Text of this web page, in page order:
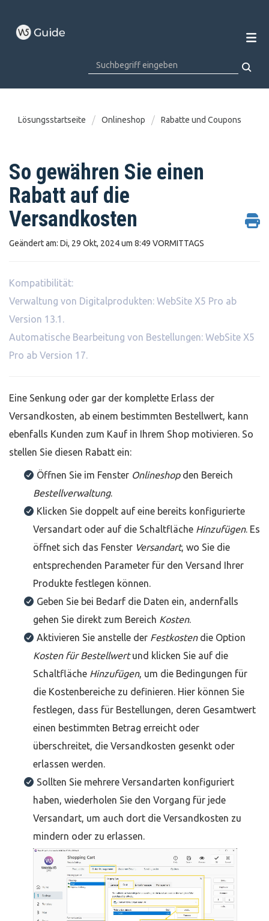
Lösungsstartseite Onlineshop Rabatte und Coupons
So gewähren Sie einen
Rabatt auf die
Versandkosten
Geändert am: Di, 29 Okt, 2024 um 8:49 VORMITTAGS
Kompatibilität:
Verwaltung von Digitalprodukten: WebSite X5 Pro ab
Version 13.1.
Automatische Bearbeitung von Bestellungen: WebSite X5
Pro ab Version 17.
Eine Senkung oder gar der komplette Erlass der
Versandkosten, ab einem bestimmten Bestellwert, kann
ebenfalls Kunden zum Kauf in Ihrem Shop motivieren. So
stellen Sie diesen Rabatt ein:
Öffnen Sie im Fenster Onlineshop den Bereich
Bestellverwaltung.
Klicken Sie doppelt auf eine bereits konfigurierte
Versandart oder auf die Schaltfläche Hinzufügen. Es
öffnet sich das Fenster Versandart, wo Sie die
entsprechenden Parameter für den Versand Ihrer
Produkte festlegen können.
Geben Sie bei Bedarf die Daten ein, andernfalls
gehen Sie direkt zum Bereich Kosten.
Aktivieren Sie anstelle der Festkostendie Option
Kosten für Bestellwertund klicken Sie auf die
Schaltfläche Hinzufügen, um die Bedingungen für
die Kostenbereiche zu definieren. Hier können Sie
festlegen, dass für Bestellungen, deren Gesamtwert
einen bestimmten Betrag erreicht oder
überschreitet, die Versandkosten gesenkt oder
erlassen werden.
Sollten Sie mehrere Versandarten konfiguriert
haben, wiederholen Sie den Vorgang für jede
Versandart, um auch dort die Versandkosten zu
mindern oder zu erlassen.